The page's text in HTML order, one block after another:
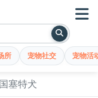
所 宠物社交 宠物活
塞特犬